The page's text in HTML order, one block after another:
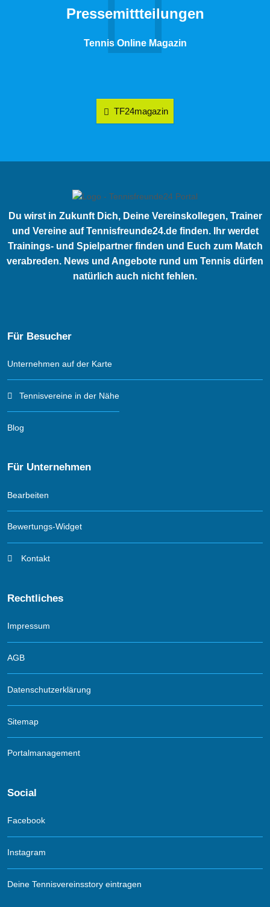
Pressemittteilungen
Tennis Online Magazin
TF24magazin
Du wirst in Zukunft Dich, Deine Vereinskollegen, Trainer
und Vereine auf Tennisfreunde24.de finden. Ihr werdet
Trainings- und Spielpartner finden und Euch zum Match
verabreden. News und Angebote rund um Tennis dürfen
natürlich auch nicht fehlen.
Für Besucher
Unternehmen auf der Karte
Tennisvereine in der Nähe
Blog
Für Unternehmen
Bearbeiten
Bewertungs-Widget
Kontakt
Rechtliches
Impressum
AGB
Datenschutzerklärung
Sitemap
Portalmanagement
Social
Facebook
Instagram
Deine Tennisvereinsstory eintragen